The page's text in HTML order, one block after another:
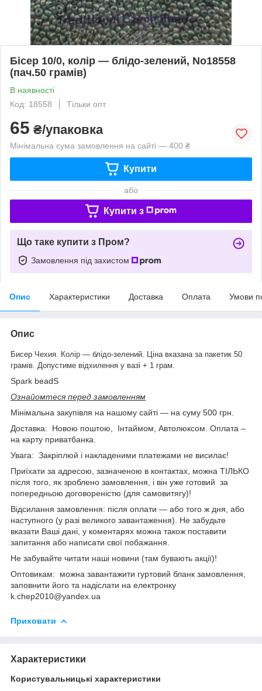
Бісер 10/0, колір — блідо-зелений, No18558
(пач.50 грамів)
В наявності
Код: 18558
Тільки опт
65 ₴/упаковка
Мінімальна сума замовлення на сайті — 400 ₴
Купити
або
Купити з
Що таке купити з Пром?
Замовлення під захистом
Опис Характеристики Доставка Оплата Умови
Опис
Бисер Чехия. Колір — блідо-зелений. Ціна вказана за пакетик 50
грамів. Допустиме відхилення у вазі + 1 грам.
Spark beadS
Ознайомтеся перед замовленням
Мінімальна закупівля на нашому сайті — на суму 500 грн.
Доставка: Новою поштою, Інтаймом, Автолюксом. Оплата –
на карту приватбанка.
Увага: Закріплюй і накладеними платежами не висилає!
Приїхати за адресою, зазначеною в контактах, можна ТІЛЬКО
після того, як зроблено замовлення, і він уже готовий за
попередньою договореністю (для самовитягу)!
Відсилання замовлення: після оплати — або того ж дня, або
наступного (у разі великого завантаження). Не забудьте
вказати Ваші дані, у коментарях можна також поставити
запитання або написати свої побажання.
Не забувайте читати наші новини (там бувають акції)!
Оптовикам: можна завантажити гуртовий бланк замовлення,
заповнити його та надіслати на електронку
k.chep2010@yandex.ua
Приховати
Характеристики
Користувальницькі характеристики